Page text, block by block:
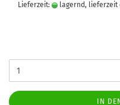
Lieferzeit:
lagernd, lieferzeit
IN